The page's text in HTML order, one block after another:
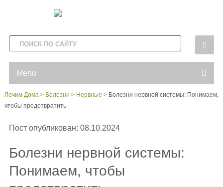
Menu
Лечим Дома> Болезни > Нервные > Болезни нервной системы: Понимаем,
чтобы предотвратить
Пост опубликован: 08.10.2024
Болезни нервной системы:
Понимаем, чтобы